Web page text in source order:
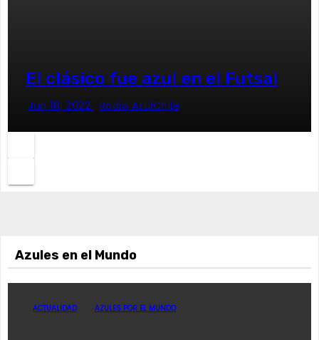
El clásico fue azul en el Futsal
Jun 18, 2022 Radio AzulChile
Azules en el Mundo
ACTUALIDAD AZULES POR EL MUNDO